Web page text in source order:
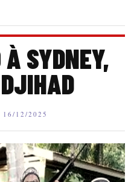
SYDNEY,
16/12/2025